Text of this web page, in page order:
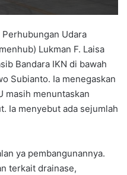
Udara
Lukman F. Laisa
Bandara IKN di bawah
Subianto. Ia menegaskan
masih menuntaskan
Ia menyebut ada sejumlah
ya pembangunannya.
terkait drainase,